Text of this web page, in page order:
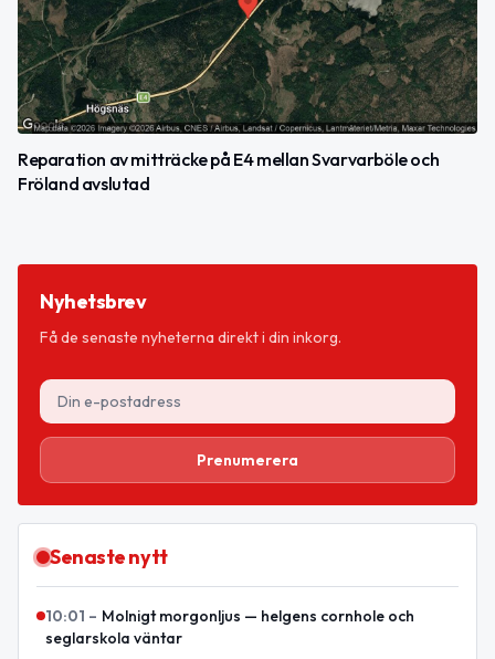
Reparation av mitträcke på E4 mellan Svarvarböle och
Fröland avslutad
Nyhetsbrev
Få de senaste nyheterna direkt i din inkorg.
Prenumerera
Senaste nytt
10:01 – Molnigt morgonljus — helgens cornhole och
seglarskola väntar